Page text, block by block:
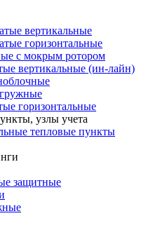
вертикальные
горизонтальные
с мокрым ротором
вертикальные (ин-лайн)
горизонтальные
узлы учета
тепловые пункты
защитные